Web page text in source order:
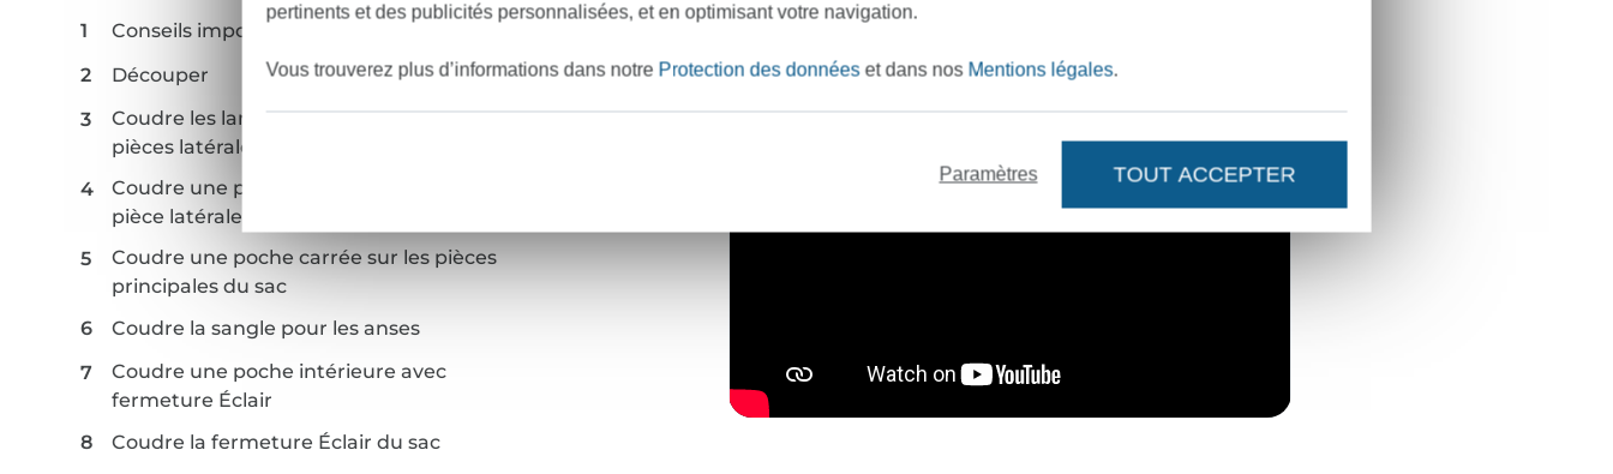
Conseils importants avant de commencer
Découper
Coudre les languettes de fixation aux
pièces latérales
Coudre une poche demi-ronde sur une
pièce latérale
Coudre une poche carrée sur les pièces
principales du sac
Coudre la sangle pour les anses
Coudre une poche intérieure avec
fermeture Éclair
Coudre la fermeture Éclair du sac
Tuto couture
pertinents et des publicités personnalisées, et en optimisant votre navigation.
Vous trouverez plus d’informations dans notre Protection des donnéeset dans nos Mentions légales.
Paramètres TOUT ACCEPTER